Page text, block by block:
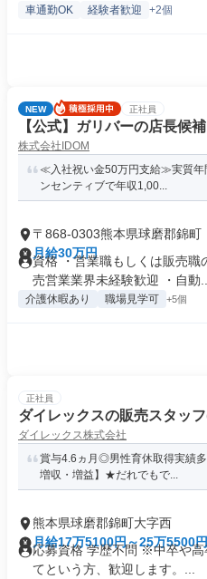
車通勤OK 経験者歓迎 +2個
NEW 正社員
【公式】ガリバーの店長候補
株式会社IDOM
≪入社祝い金50万円支給≫実質年
ンセンティブで年収1,00...
〒868-0303熊本県球磨郡錦町
月給30万円
資格 ・営業職もしくは販売職
売営業業界未経験歓迎 ・自動...
介護休暇あり 職場見学可 +5個
正社員
ダイレックスの販売スタッ
ダイレックス株式会社
賞与4.6ヵ月◎男性育休取得実績
増収・増益】★だれでもで...
熊本県球磨郡錦町大字西
月給17万5100円～25万5500円
応募資格 学歴不問 ※中卒や
てという方、歓迎します。...